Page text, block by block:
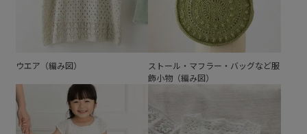
ウエア（編み図）
ストール・マフラー・バッグなど服
飾小物（編み図）